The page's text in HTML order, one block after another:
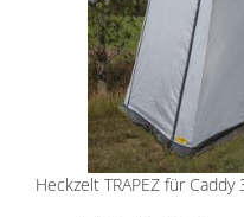
Heckzelt TRAPEZ für